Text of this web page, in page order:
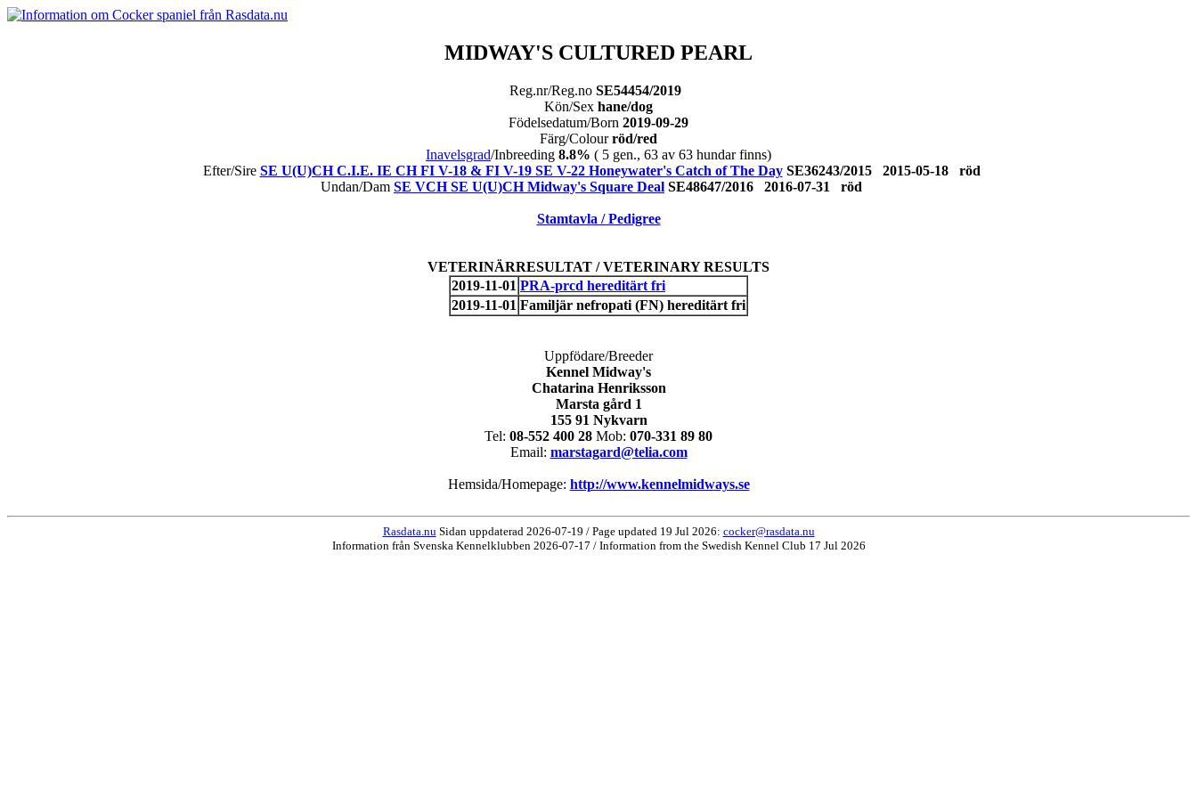
MIDWAY'S CULTURED PEARL
Reg.nr/Reg.no SE54454/2019
Kön/Sex hane/dog
Födelsedatum/Born 2019-09-29
Färg/Colourröd/red
Inavelsgrad/Inbreeding 8.8% ( 5 gen., 63 av 63 hundar finns)
Efter/Sire SE U(U)CH C.I.E. IE CH FI V-18 & FI V-19 SE V-22 Honeywater's Catch of The DaySE36243/2015 2015-05-18 röd
Undan/Dam SE VCH SE U(U)CH Midway's Square Deal SE48647/2016 2016-07-31 röd
Stamtavla / Pedigree
VETERINÄRRESULTAT / VETERINARY RESULTS
2019-11-01 PRA-prcd hereditärt fri
2019-11-01 Familjär nefropati (FN) hereditärt fri
Uppfödare/Breeder
Kennel Midway's
Chatarina Henriksson
Marsta gård 1
155 91 Nykvarn
Tel: 08-552 400 28 Mob: 070-331 89 80
Email: marstagard@telia.com
Hemsida/Homepage: http://www.kennelmidways.se
Rasdata.nu Sidan uppdaterad 2026-07-19 / Page updated 19 Jul 2026: cocker@rasdata.nu
Information från Svenska Kennelklubben 2026-07-17 / Information from the Swedish Kennel Club 17 Jul 2026